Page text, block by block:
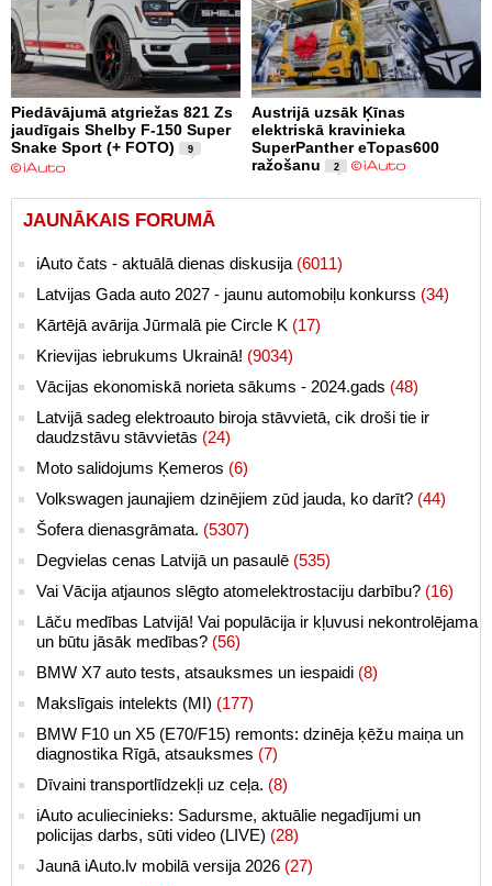
Piedāvājumā atgriežas 821 Zs
jaudīgais Shelby F-150 Super
Snake Sport (+ FOTO)
9
Austrijā uzsāk Ķīnas
elektriskā kravinieka
SuperPanther eTopas600
ražošanu
2
JAUNĀKAIS FORUMĀ
iAuto čats - aktuālā dienas diskusija (6011)
Latvijas Gada auto 2027 - jaunu automobiļu konkurss (34)
Kārtējā avārija Jūrmalā pie Circle K (17)
Krievijas iebrukums Ukrainā! (9034)
Vācijas ekonomiskā norieta sākums - 2024.gads (48)
Latvijā sadeg elektroauto biroja stāvvietā, cik droši tie ir
daudzstāvu stāvvietās (24)
Moto salidojums Ķemeros (6)
Volkswagen jaunajiem dzinējiem zūd jauda, ko darīt? (44)
Šofera dienasgrāmata. (5307)
Degvielas cenas Latvijā un pasaulē (535)
Vai Vācija atjaunos slēgto atomelektrostaciju darbību? (16)
Lāču medības Latvijā! Vai populācija ir kļuvusi nekontrolējama
un būtu jāsāk medības? (56)
BMW X7 auto tests, atsauksmes un iespaidi (8)
Makslīgais intelekts (MI) (177)
BMW F10 un X5 (E70/F15) remonts: dzinēja ķēžu maiņa un
diagnostika Rīgā, atsauksmes (7)
Dīvaini transportlīdzekļi uz ceļa. (8)
iAuto aculiecinieks: Sadursme, aktuālie negadījumi un
policijas darbs, sūti video (LIVE) (28)
Jaunā iAuto.lv mobilā versija 2026 (27)